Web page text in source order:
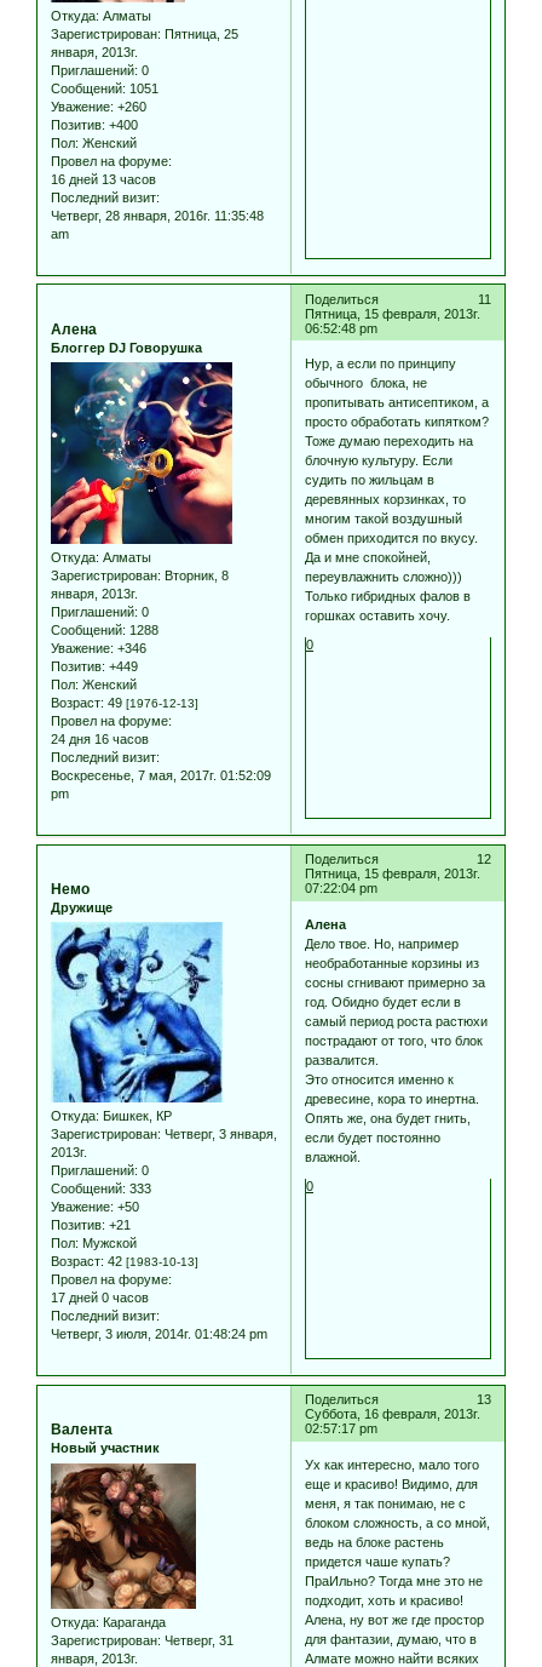
Откуда: Алматы
Зарегистрирован: Пятница, 25
января, 2013г.
Приглашений: 0
Сообщений: 1051
Уважение: +260
Позитив: +400
Пол: Женский
Провел на форуме:
16 дней 13 часов
Последний визит:
Четверг, 28 января, 2016г. 11:35:48
am
Поделиться
11
Пятница, 15 февраля, 2013г.
06:52:48 pm
Алена
Блоггер DJ Говорушка
Откуда: Алматы
Зарегистрирован: Вторник, 8
января, 2013г.
Приглашений: 0
Сообщений: 1288
Уважение: +346
Позитив: +449
Пол: Женский
Возраст: 49 [1976-12-13]
Провел на форуме:
24 дня 16 часов
Последний визит:
Воскресенье, 7 мая, 2017г. 01:52:09
pm
Нур, а если по принципу
обычного блока, не
пропитывать антисептиком, а
просто обработать кипятком?
Тоже думаю переходить на
блочную культуру. Если
судить по жильцам в
деревянных корзинках, то
многим такой воздушный
обмен приходится по вкусу.
Да и мне спокойней,
переувлажнить сложно)))
Только гибридных фалов в
горшках оставить хочу.
0
Поделиться
12
Пятница, 15 февраля, 2013г.
07:22:04 pm
Немо
Дружище
Откуда: Бишкек, КР
Зарегистрирован: Четверг, 3 января,
2013г.
Приглашений: 0
Сообщений: 333
Уважение: +50
Позитив: +21
Пол: Мужской
Возраст: 42 [1983-10-13]
Провел на форуме:
17 дней 0 часов
Последний визит:
Четверг, 3 июля, 2014г. 01:48:24 pm
Алена
Дело твое. Но, например
необработанные корзины из
сосны сгнивают примерно за
год. Обидно будет если в
самый период роста растюхи
пострадают от того, что блок
развалится.
Это относится именно к
древесине, кора то инертна.
Опять же, она будет гнить,
если будет постоянно
влажной.
0
Поделиться
13
Суббота, 16 февраля, 2013г.
02:57:17 pm
Валента
Новый участник
Откуда: Караганда
Зарегистрирован: Четверг, 31
января, 2013г.
Ух как интересно, мало того
еще и красиво! Видимо, для
меня, я так понимаю, не с
блоком сложность, а со мной,
ведь на блоке растень
придется чаше купать?
ПраИльно? Тогда мне это не
подходит, хоть и красиво!
Алена, ну вот же где простор
для фантазии, думаю, что в
Алмате можно найти всяких